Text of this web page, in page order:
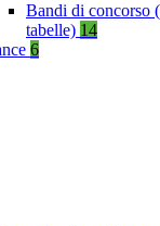
Bandi di concorso
tabelle) 14
6